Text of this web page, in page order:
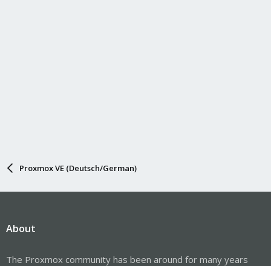
Proxmox VE (Deutsch/German)
About
The Proxmox community has been around for many years